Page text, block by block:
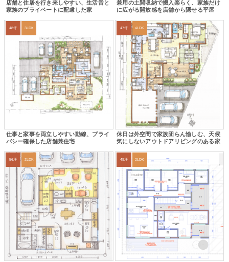
店舗と住居を行き来しやすい、生活音と
家族のプライベートに配慮した家
兼用の土間収納で搬入楽らく、家族だけ
に広がる開放感を店舗から隠せる平屋
48坪 3LDK
仕事と家事を両立しやすい動線、プライ
バシー確保した店舗兼住宅
47坪 4LDK
休日は外空間で家族団らん愉しむ、天候
気にしないアウトドアリビングのある家
56坪 2LDK 49坪 2LDK